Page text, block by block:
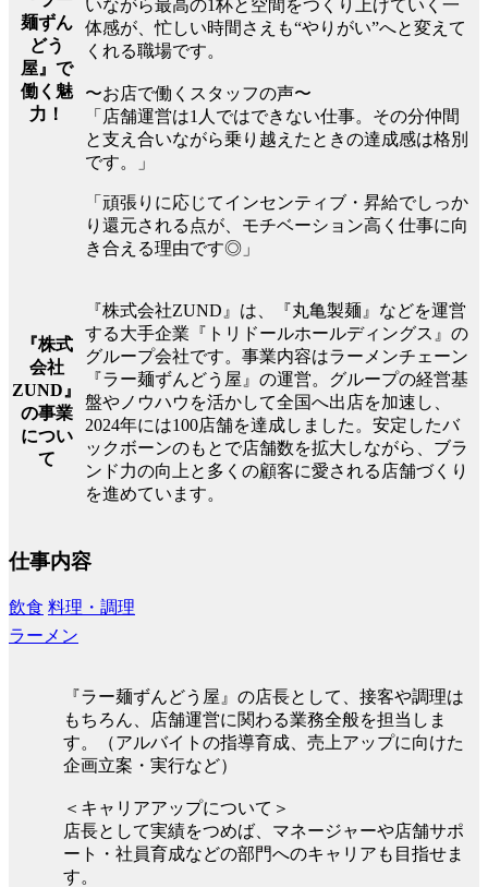
麺ずん
どう
屋』で
働く魅
力！
いながら最高の1杯と空間をつくり上げていく一
体感が、忙しい時間さえも“やりがい”へと変えて
くれる職場です。
〜お店で働くスタッフの声〜
「店舗運営は1人ではできない仕事。その分仲間
と支え合いながら乗り越えたときの達成感は格別
です。」
「頑張りに応じてインセンティブ・昇給でしっか
り還元される点が、モチベーション高く仕事に向
き合える理由です◎」
『株式
会社
ZUND』
の事業
につい
て
『株式会社ZUND』は、『丸亀製麺』などを運営
する大手企業『トリドールホールディングス』の
グループ会社です。事業内容はラーメンチェーン
『ラー麺ずんどう屋』の運営。グループの経営基
盤やノウハウを活かして全国へ出店を加速し、
2024年には100店舗を達成しました。安定したバ
ックボーンのもとで店舗数を拡大しながら、ブラ
ンド力の向上と多くの顧客に愛される店舗づくり
を進めています。
仕事内容
飲食 料理・調理
ラーメン
『ラー麺ずんどう屋』の店長として、接客や調理は
もちろん、店舗運営に関わる業務全般を担当しま
す。（アルバイトの指導育成、売上アップに向けた
企画立案・実行など）
＜キャリアアップについて＞
店長として実績をつめば、マネージャーや店舗サポ
ート・社員育成などの部門へのキャリアも目指せま
す。